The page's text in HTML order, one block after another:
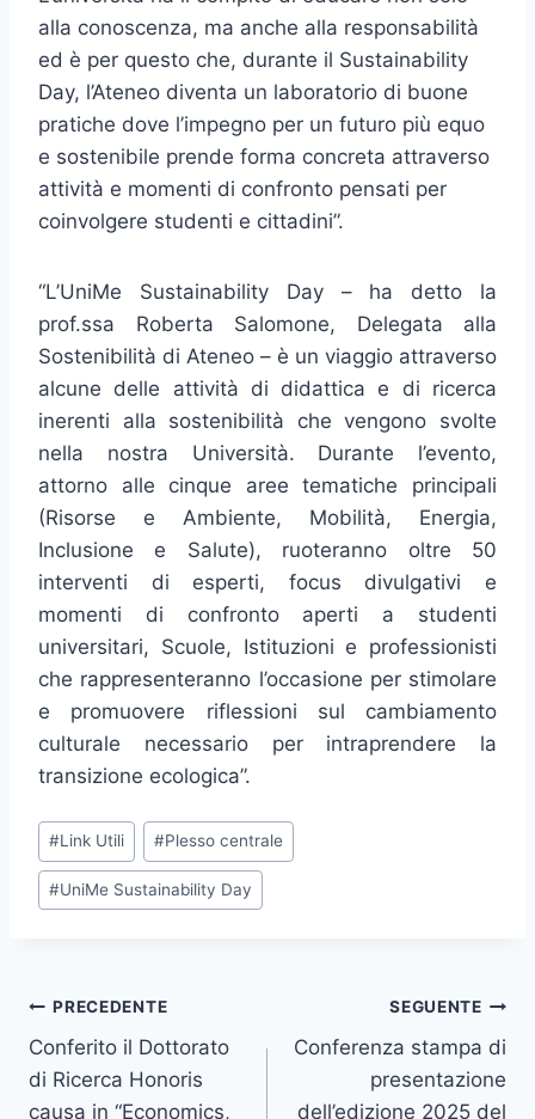
alla conoscenza, ma anche alla responsabilità
ed è per questo che, durante il Sustainability
Day, l’Ateneo diventa un laboratorio di buone
pratiche dove l’impegno per un futuro più equo
e sostenibile prende forma concreta attraverso
attività e momenti di confronto pensati per
coinvolgere studenti e cittadini”.
“L’UniMe Sustainability Day – ha detto la
prof.ssa Roberta Salomone, Delegata alla
Sostenibilità di Ateneo – è un viaggio attraverso
alcune delle attività di didattica e di ricerca
inerenti alla sostenibilità che vengono svolte
nella nostra Università. Durante l’evento,
attorno alle cinque aree tematiche principali
(Risorse e Ambiente, Mobilità, Energia,
Inclusione e Salute), ruoteranno oltre 50
interventi di esperti, focus divulgativi e
momenti di confronto aperti a studenti
universitari, Scuole, Istituzioni e professionisti
che rappresenteranno l’occasione per stimolare
e promuovere riflessioni sul cambiamento
culturale necessario per intraprendere la
transizione ecologica”.
Tag
articolo:
#Link Utili #Plesso centrale
#UniMe Sustainability Day
Navigazione
articoli
PRECEDENTE
Conferito il Dottorato
di Ricerca Honoris
causa in “Economics,
SEGUENTE
Conferenza stampa di
presentazione
dell’edizione 2025 del